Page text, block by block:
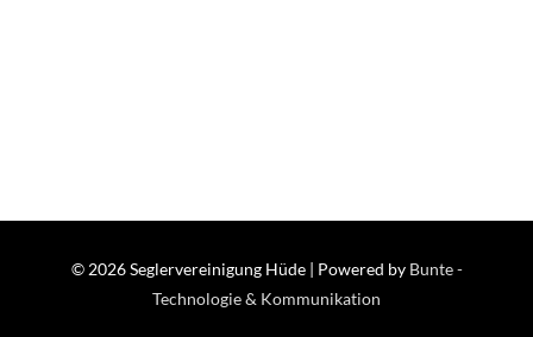
© 2026Seglervereinigung Hüde| Powered by Bunte -
Technologie & Kommunikation